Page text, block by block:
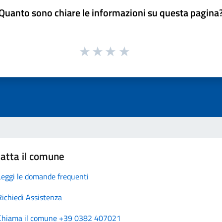
sono chiare le informazioni su questa
il comune
le domande frequenti
Assistenza
il comune +39 0382 407021